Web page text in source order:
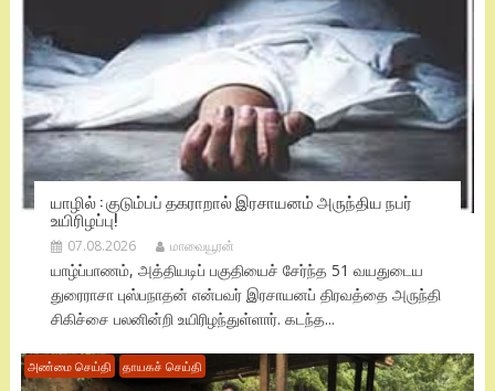
யாழில் : குடும்பப் தகராறால் இரசாயனம் அருந்திய நபர்
உயிரிழப்பு!
07.08.2026 மாவையூரன்
யாழ்ப்பாணம், அத்தியடிப் பகுதியைச் சேர்ந்த 51 வயதுடைய
துரைராசா புஸ்பநாதன் என்பவர் இரசாயனப் திரவத்தை அருந்தி
சிகிச்சை பலனின்றி உயிரிழந்துள்ளார். கடந்த...
அண்மை செய்தி தாயகச் செய்தி